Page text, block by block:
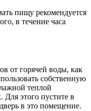
пищу рекомендуется
в течение часа
от горячей воды, как
собственную
теплой
Для этого пустите в
в это помещение.